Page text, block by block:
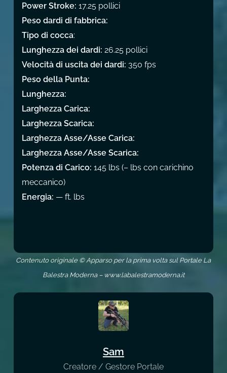
Power Stroke: 17.25 pollici
Peso dardi di fabbrica:
Tipo di cocca:
Lunghezza dei dardi: 26.25 pollici
Velocità di uscita dei dardi: 350 fps
Peso della Punta:
Lunghezza:
Larghezza Carica:
Larghezza Scarica:
Larghezza Asse/Asse Carica:
Larghezza Asse/Asse Scarica:
Potenza di Carico: 145 lbs (– lbs con carichino
meccanico)
Energia: — ft. lbs
Contenuto originale © Apparso per la prima volta sul Portale La
Balestra Moderna – www.labalestramoderna.it
Sam
Creatore / Gestore Portale